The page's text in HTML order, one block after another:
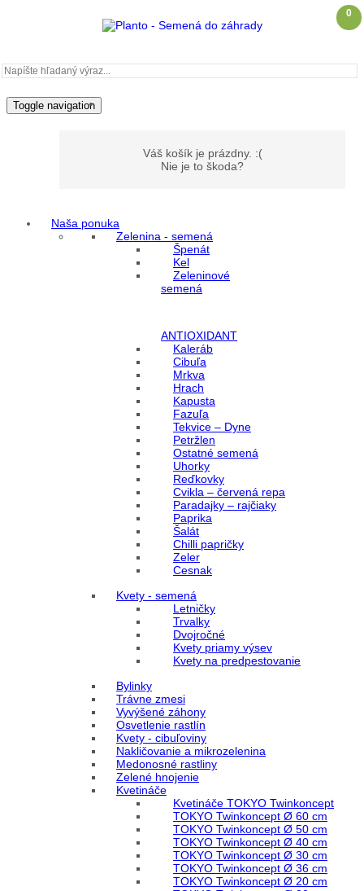
Toggle navigation
0
Váš košík je prázdny. :(
Nie je to škoda?
Naša ponuka
Zelenina - semená
Špenát
Kel
Zeleninové
semená
ANTIOXIDANT
Kaleráb
Cibuľa
Mrkva
Hrach
Kapusta
Fazuľa
Tekvice – Dyne
Petržlen
Ostatné semená
Uhorky
Reďkovky
Cvikla – červená repa
Paradajky – rajčiaky
Paprika
Šalát
Chilli papričky
Zeler
Cesnak
Kvety - semená
Letničky
Trvalky
Dvojročné
Kvety priamy výsev
Kvety na predpestovanie
Bylinky
Trávne zmesi
Vyvýšené záhony
Osvetlenie rastlín
Kvety - cibuľoviny
Nakličovanie a mikrozelenina
Medonosné rastliny
Zelené hnojenie
Kvetináče
Kvetináče TOKYO Twinkoncept
TOKYO Twinkoncept Ø 60 cm
TOKYO Twinkoncept Ø 50 cm
TOKYO Twinkoncept Ø 40 cm
TOKYO Twinkoncept Ø 30 cm
TOKYO Twinkoncept Ø 36 cm
TOKYO Twinkoncept Ø 20 cm